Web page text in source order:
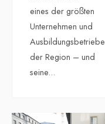
eines der größten
Unternehmen und
Ausbildungsbetriebe
der Region – und
seine...